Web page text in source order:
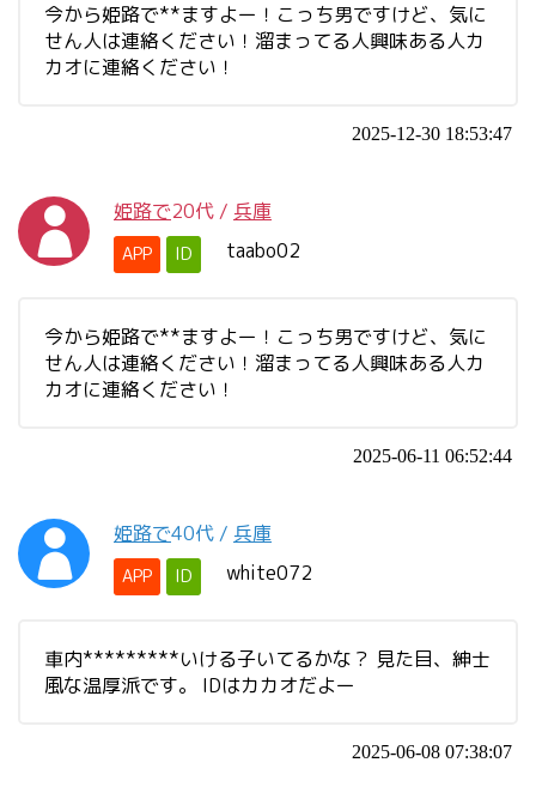
今から姫路で**ますよー！こっち男ですけど、気に
せん人は連絡ください！溜まってる人興味ある人カ
カオに連絡ください！
2025-12-30 18:53:47
姫路で20代 / 兵庫
APP ID taabo02
今から姫路で**ますよー！こっち男ですけど、気に
せん人は連絡ください！溜まってる人興味ある人カ
カオに連絡ください！
2025-06-11 06:52:44
姫路で40代 / 兵庫
APP ID white072
車内*********いける子いてるかな？ 見た目、紳士
風な温厚派です。 IDはカカオだよー
2025-06-08 07:38:07